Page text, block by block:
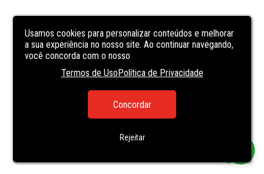
Usamos cookies para personalizar conteúdos e melhorar
a sua experiência no nosso site. Ao continuar navegando,
você concorda com o nosso
Termos de UsoPolítica de Privacidade
Concordar
Rejeitar